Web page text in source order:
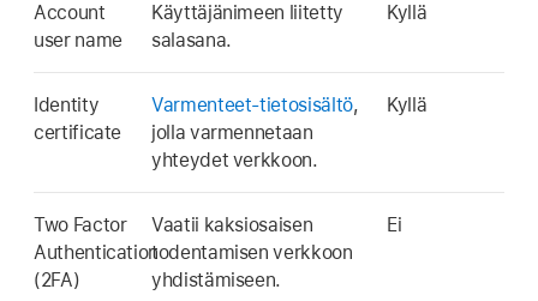
Account
user name
Käyttäjänimeen liitetty
salasana.
Kyllä
Identity
certificate
Varmenteet-tietosisältö,
jolla varmennetaan
yhteydet verkkoon.
Kyllä
Two Factor
Authentication
(2FA)
Vaatii kaksiosaisen
todentamisen verkkoon
yhdistämiseen.
Ei